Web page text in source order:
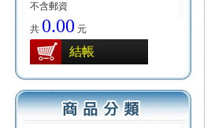
不含郵資
共 0.00 元
結帳